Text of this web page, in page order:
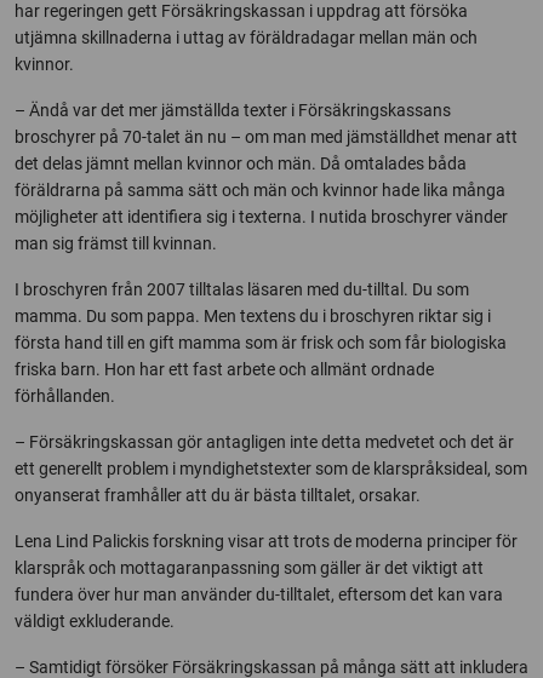
har regeringen gett Försäkringskassan i uppdrag att försöka
utjämna skillnaderna i uttag av föräldradagar mellan män och
kvinnor.
– Ändå var det mer jämställda texter i Försäkringskassans
broschyrer på 70-talet än nu – om man med jämställdhet menar att
det delas jämnt mellan kvinnor och män. Då omtalades båda
föräldrarna på samma sätt och män och kvinnor hade lika många
möjligheter att identifiera sig i texterna. I nutida broschyrer vänder
man sig främst till kvinnan.
I broschyren från 2007 tilltalas läsaren med du-tilltal. Du som
mamma. Du som pappa. Men textens du i broschyren riktar sig i
första hand till en gift mamma som är frisk och som får biologiska
friska barn. Hon har ett fast arbete och allmänt ordnade
förhållanden.
– Försäkringskassan gör antagligen inte detta medvetet och det är
ett generellt problem i myndighetstexter som de klarspråksideal, som
onyanserat framhåller att du är bästa tilltalet, orsakar.
Lena Lind Palickis forskning visar att trots de moderna principer för
klarspråk och mottagaranpassning som gäller är det viktigt att
fundera över hur man använder du-tilltalet, eftersom det kan vara
väldigt exkluderande.
– Samtidigt försöker Försäkringskassan på många sätt att inkludera